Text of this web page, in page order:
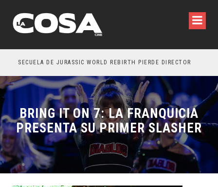
SECUELA DE JURASSIC WORLD REBIRTH PIERDE DIRECTOR
BRING IT ON 7: LA FRANQUICIA
PRESENTA SU PRIMER SLASHER